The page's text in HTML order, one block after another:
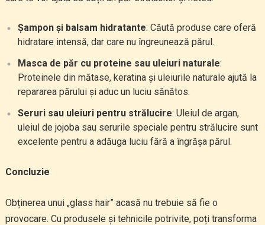
Șampon și balsam hidratante: Căută produse care oferă
hidratare intensă, dar care nu îngreunează părul.
Masca de păr cu proteine sau uleiuri naturale:
Proteinele din mătase, keratina și uleiurile naturale ajută la
repararea părului și aduc un luciu sănătos.
Seruri sau uleiuri pentru strălucire: Uleiul de argan,
uleiul de jojoba sau serurile speciale pentru strălucire sunt
excelente pentru a adăuga luciu fără a îngrășa părul.
Concluzie
Obținerea unui „glass hair” acasă nu trebuie să fie o
provocare. Cu produsele și tehnicile potrivite, poți transforma